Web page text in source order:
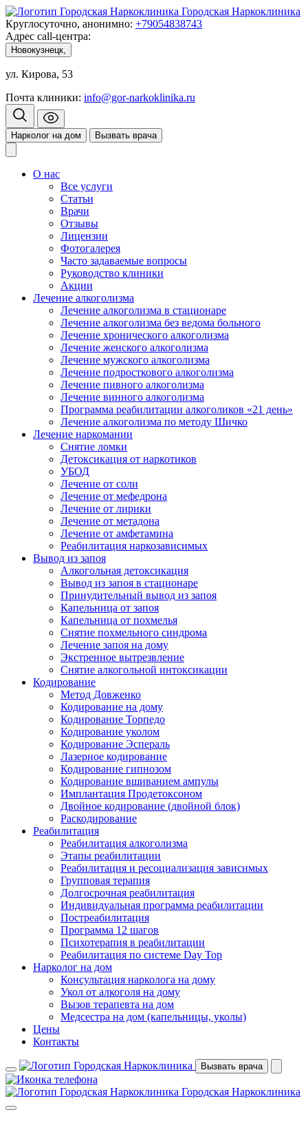
Городская Наркоклиника
Круглосуточно, анонимно: +79054838743
Адрес call-центра:
Новокузнецк,
ул. Кирова, 53
Почта клиники: info@gor-narkoklinika.ru
Нарколог на дом Вызвать врача
О нас
Все услуги
Статьи
Врачи
Отзывы
Лицензии
Фотогалерея
Часто задаваемые вопросы
Руководство клиники
Акции
Лечение алкоголизма
Лечение алкоголизма в стационаре
Лечение алкоголизма без ведома больного
Лечение хронического алкоголизма
Лечение женского алкоголизма
Лечение мужского алкоголизма
Лечение подросткового алкоголизма
Лечение пивного алкоголизма
Лечение винного алкоголизма
Программа реабилитации алкоголиков «21 день»
Лечение алкоголизма по методу Шичко
Лечение наркомании
Снятие ломки
Детоксикация от наркотиков
УБОД
Лечение от соли
Лечение от мефедрона
Лечение от лирики
Лечение от метадона
Лечение от амфетамина
Реабилитация наркозависимых
Вывод из запоя
Алкогольная детоксикация
Вывод из запоя в стационаре
Принудительный вывод из запоя
Капельница от запоя
Капельница от похмелья
Снятие похмельного синдрома
Лечение запоя на дому
Экстренное вытрезвление
Снятие алкогольной интоксикации
Кодирование
Метод Довженко
Кодирование на дому
Кодирование Торпедо
Кодирование уколом
Кодирование Эспераль
Лазерное кодирование
Кодирование гипнозом
Кодирование вшиванием ампулы
Имплантация Продетоксоном
Двойное кодирование (двойной блок)
Раскодирование
Реабилитация
Реабилитация алкоголизма
Этапы реабилитации
Реабилитация и ресоциализация зависимых
Групповая терапия
Долгосрочная реабилитация
Индивидуальная программа реабилитации
Постреабилитация
Программа 12 шагов
Психотерапия в реабилитации
Реабилитация по системе Day Top
Нарколог на дом
Консультация нарколога на дому
Укол от алкоголя на дому
Вызов терапевта на дом
Медсестра на дом (капельницы, уколы)
Цены
Контакты
Вызвать врача
Городская Наркоклиника